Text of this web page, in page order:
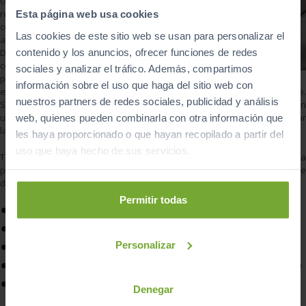
Esta página web usa cookies
Las cookies de este sitio web se usan para personalizar el
contenido y los anuncios, ofrecer funciones de redes
sociales y analizar el tráfico. Además, compartimos
información sobre el uso que haga del sitio web con
nuestros partners de redes sociales, publicidad y análisis
web, quienes pueden combinarla con otra información que
les haya proporcionado o que hayan recopilado a partir del
uso que haya hecho de sus servicios.
Permitir todas
Personalizar
Denegar
reconocimiento de
conductores
autorizado por la
DGT. Son los centros
conocidos como
psicotécnicos. En
estos centros también pueden tramitar la renovación directamente.
Solo necesitan el informe médico positivo y el DNI y ellos realizarán
una fotografía para el nuevo documento. Además, tendrás que pagar
la tasa oficial de 24,34 euros y los gastos del reconocimiento.
También existe la posibilidad de renovar el carné de conducir en la
propia Jefatura de Tráfico. En este caso necesitarás la siguiente
documentación:
Solicitud de prórroga firmada, que obtendrás en la misma Jefatura
Pagar las tasas correspondientes